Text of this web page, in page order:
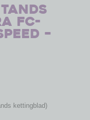
FC-
–
kettingblad)